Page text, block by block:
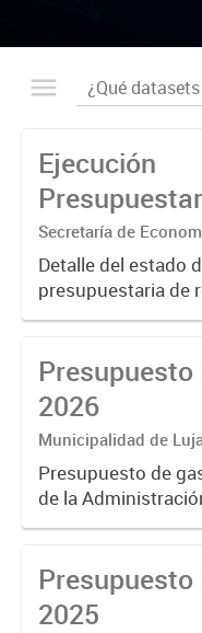
Ejecución
Recursos
Secretaría de
Detalle del estado de ejecución
presupuestaria de
2026
Municipalidad de
Presupuesto de
de la
Municipal para el
2025